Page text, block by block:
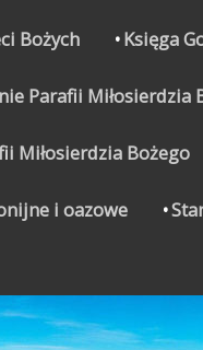
Bożych Księga
Parafii
Miłosierdzia Bożego
i oazowe